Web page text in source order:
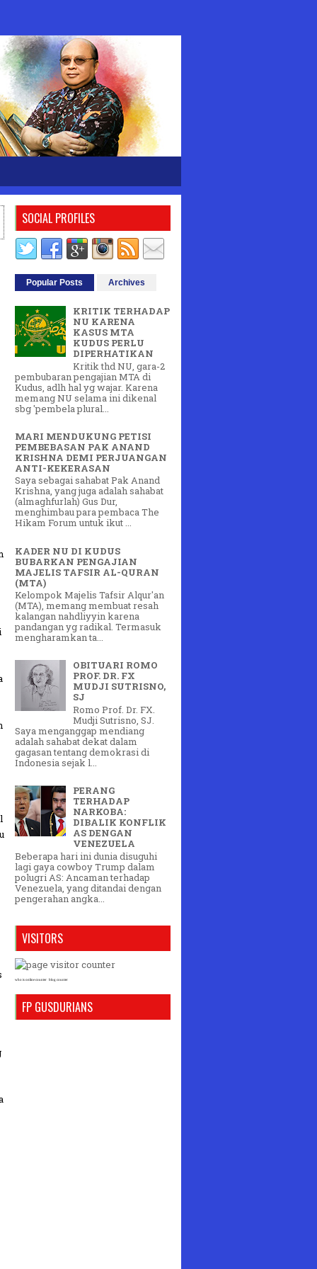
SOCIAL PROFILES
Popular Posts Archives
KRITIK TERHADAP
NU KARENA
KASUS MTA
KUDUS PERLU
DIPERHATIKAN
Kritik thd NU, gara-2
pembubaran pengajian MTA di
Kudus, adlh hal yg wajar. Karena
memang NU selama ini dikenal
sbg 'pembela plural...
MARI MENDUKUNG PETISI
PEMBEBASAN PAK ANAND
KRISHNA DEMI PERJUANGAN
ANTI-KEKERASAN
Saya sebagai sahabat Pak Anand
Krishna, yang juga adalah sahabat
(almaghfurlah) Gus Dur,
menghimbau para pembaca The
Hikam Forum untuk ikut ...
KADER NU DI KUDUS
BUBARKAN PENGAJIAN
MAJELIS TAFSIR AL-QURAN
(MTA)
Kelompok Majelis Tafsir Alqur'an
(MTA), memang membuat resah
kalangan nahdliyyin karena
pandangan yg radikal. Termasuk
mengharamkan ta...
OBITUARI ROMO
PROF. DR. FX
MUDJI SUTRISNO,
SJ
Romo Prof. Dr. FX.
Mudji Sutrisno, SJ.
Saya menganggap mendiang
adalah sahabat dekat dalam
gagasan tentang demokrasi di
Indonesia sejak l...
PERANG
TERHADAP
NARKOBA:
DIBALIK KONFLIK
AS DENGAN
VENEZUELA
Beberapa hari ini dunia disuguhi
lagi gaya cowboy Trump dalam
polugri AS: Ancaman terhadap
Venezuela, yang ditandai dengan
pengerahan angka...
VISITORS
who is online counter blog counter
FP GUSDURIANS